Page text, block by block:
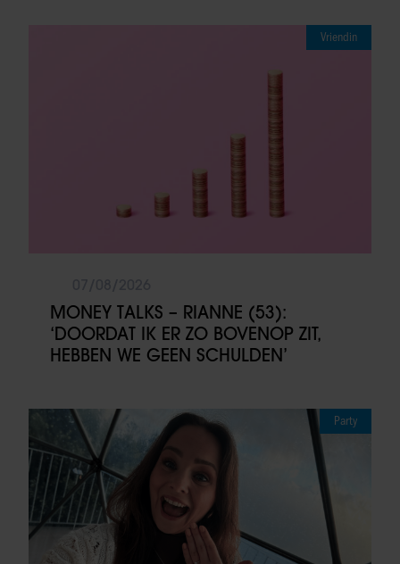
Vriendin
MONEY TALKS – RIANNE (53):
‘DOORDAT IK ER ZO BOVENOP ZIT,
HEBBEN WE GEEN SCHULDEN’
Party